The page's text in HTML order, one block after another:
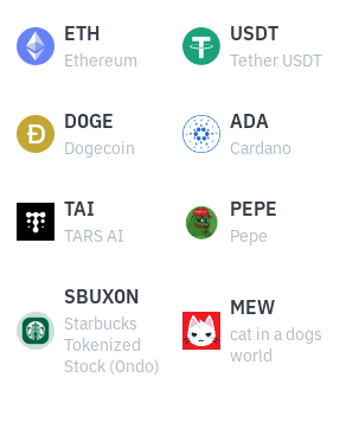
ETH
Ethereum
USDT
Tether USDT
DOGE
Dogecoin
ADA
Cardano
TAI
TARS AI
PEPE
Pepe
SBUXON
Starbucks
Tokenized
Stock (Ondo)
MEW
cat in a dogs
world